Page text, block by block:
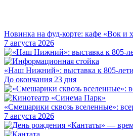
Новинка на фуд-корте: кафе «Вок и
7 августа 2026
«Наш Нижний»: выставка к 805-
До окончания 23 дня
«Смешарики сквозь вселенные»:
7 августа 2026